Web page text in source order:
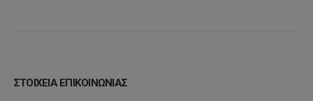
ΣΤΟΙΧΕΙΑ ΕΠΙΚΟΙΝΩΝΙΑΣ